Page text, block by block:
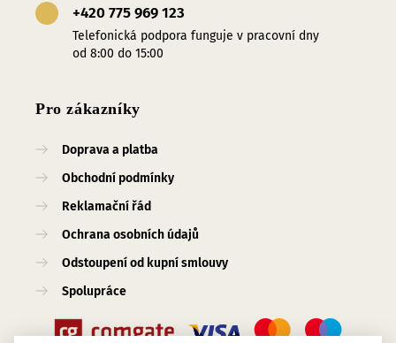
+420 775 969 123
Telefonická podpora funguje v pracovní dny
od 8:00 do 15:00
Pro zákazníky
Doprava a platba
Obchodní podmínky
Reklamační řád
Ochrana osobních údajů
Odstoupení od kupní smlouvy
Spolupráce